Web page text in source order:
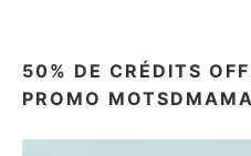
50% DE CRÉDITS
PROMO